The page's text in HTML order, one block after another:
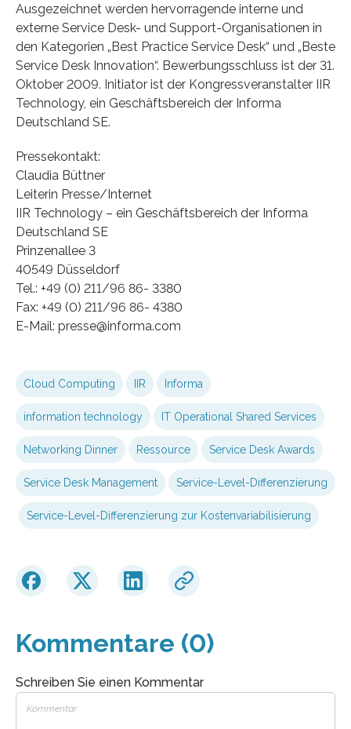
Ausgezeichnet werden hervorragende interne und
externe Service Desk- und Support-Organisationen in
den Kategorien „Best Practice Service Desk“ und „Beste
Service Desk Innovation“. Bewerbungsschluss ist der 31.
Oktober 2009. Initiator ist der Kongressveranstalter IIR
Technology, ein Geschäftsbereich der Informa
Deutschland SE.
Pressekontakt:
Claudia Büttner
Leiterin Presse/Internet
IIR Technology – ein Geschäftsbereich der Informa
Deutschland SE
Prinzenallee 3
40549 Düsseldorf
Tel.: +49 (0) 211/96 86- 3380
Fax: +49 (0) 211/96 86- 4380
E-Mail: presse@informa.com
Cloud Computing IIR Informa
information technology IT Operational Shared Services
Networking Dinner Ressource Service Desk Awards
Service Desk Management Service-Level-Differenzierung
Service-Level-Differenzierung zur Kostenvariabilisierung
Kommentare (0)
Schreiben Sie einen Kommentar